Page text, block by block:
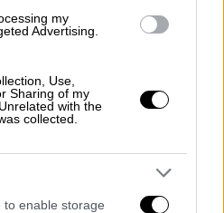
my
Advertising.
Use,
Sharing of my
with the
collected.
to enable storage
το νέο ΔΣ της Ένωσης
Γιατρών της
επίσημα η Ένωση
Αθηνών Πειραιώς
εκλογές